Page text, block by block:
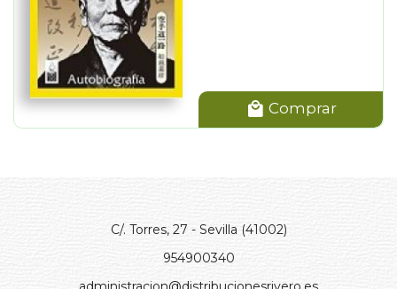
Comprar
C/. Torres, 27 - Sevilla (41002)
954900340